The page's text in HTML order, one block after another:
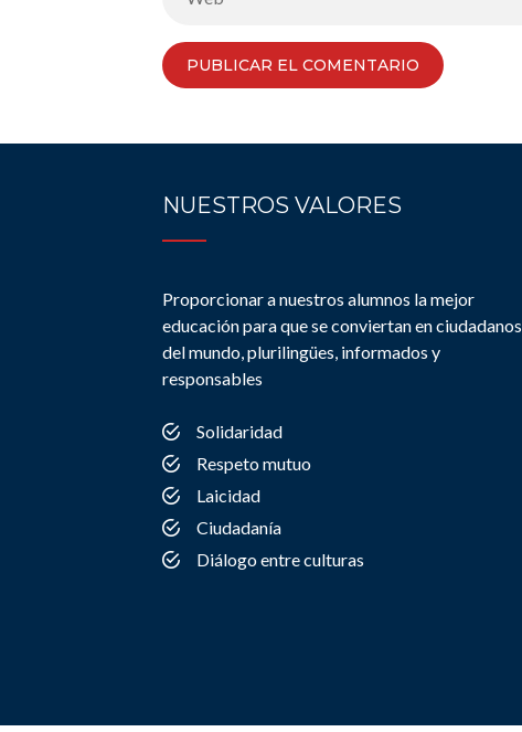
NUESTROS VALORES
Proporcionar a nuestros alumnos la mejor
educación para que se conviertan en ciudadanos
del mundo, plurilingües, informados y
responsables
Solidaridad
Respeto mutuo
Laicidad
Ciudadanía
Diálogo entre culturas